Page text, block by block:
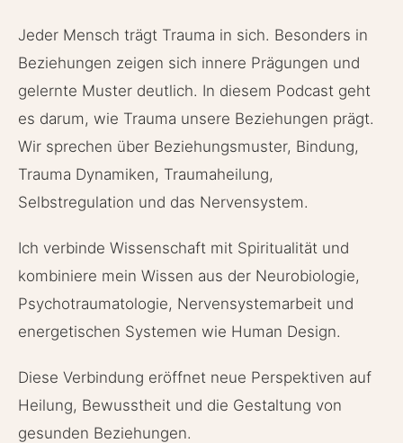
Jeder Mensch trägt Trauma in sich. Besonders in
Beziehungen zeigen sich innere Prägungen und
gelernte Muster deutlich. In diesem Podcast geht
es darum, wie Trauma unsere Beziehungen prägt.
Wir sprechen über Beziehungsmuster, Bindung,
Trauma Dynamiken, Traumaheilung,
Selbstregulation und das Nervensystem.
Ich verbinde Wissenschaft mit Spiritualität und
kombiniere mein Wissen aus der Neurobiologie,
Psychotraumatologie, Nervensystemarbeit und
energetischen Systemen wie Human Design.
Diese Verbindung eröffnet neue Perspektiven auf
Heilung, Bewusstheit und die Gestaltung von
gesunden Beziehungen.